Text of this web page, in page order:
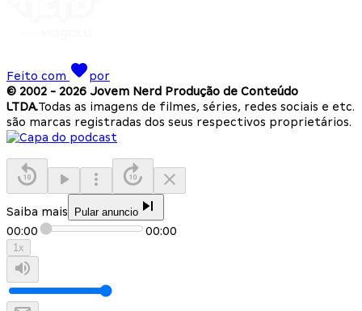
Feito com
por
© 2002 - 2026 Jovem Nerd Produção de Conteúdo
LTDA.Todas as imagens de filmes, séries, redes sociais e etc.
são marcas registradas dos seus respectivos proprietários.
Saiba mais Pular anuncio
00:00 00:00
1x